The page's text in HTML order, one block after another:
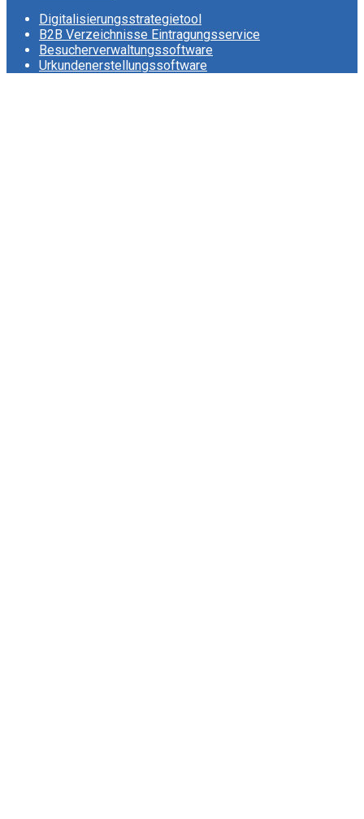
Digitalisierungsstrategietool
B2B Verzeichnisse Eintragungsservice
Besucherverwaltungssoftware
Urkundenerstellungssoftware